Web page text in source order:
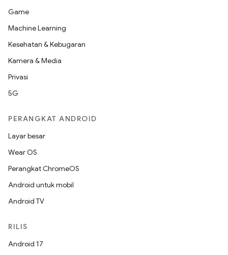
Game
Machine Learning
Kesehatan & Kebugaran
Kamera & Media
Privasi
5G
PERANGKAT ANDROID
Layar besar
Wear OS
Perangkat ChromeOS
Android untuk mobil
Android TV
RILIS
Android 17